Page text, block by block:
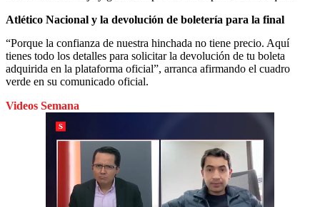
Atlético Nacional y la devolución de boletería para la final
“Porque la confianza de nuestra hinchada no tiene precio. Aquí
tienes todo los detalles para solicitar la devolución de tu boleta
adquirida en la plataforma oficial”, arranca afirmando el cuadro
verde en su comunicado oficial.
Videos Semana